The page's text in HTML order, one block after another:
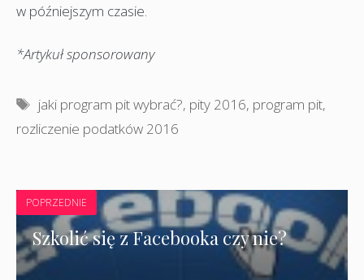
w późniejszym czasie.
*Artykuł sponsorowany
Tagi
jaki program pit wybrać?, pity 2016, program pit,
rozliczenie podatków 2016
POPRZEDNIE
Szkolić się z Facebooka czy nie?